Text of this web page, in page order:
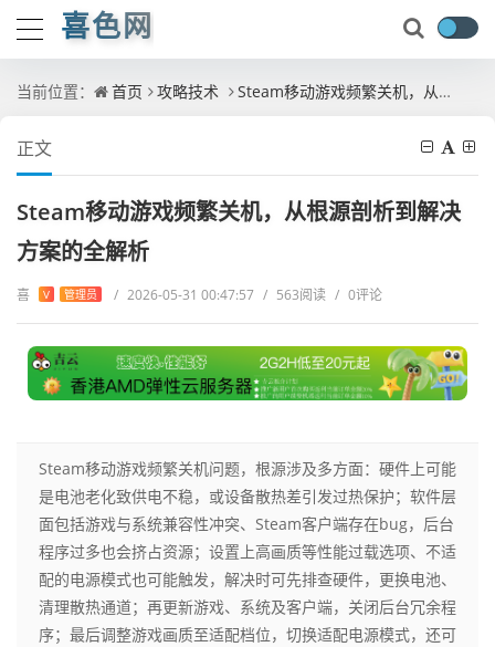
喜色网
当前位置： 首页 攻略技术 Steam移动游戏频繁关机，从根源剖析到解决方案的全解析
正文
Steam移动游戏频繁关机，从根源剖析到解决
方案的全解析
喜 V 管理员 / 2026-05-31 00:47:57 / 563阅读 / 0评论
Steam移动游戏频繁关机问题，根源涉及多方面：硬件上可能
是电池老化致供电不稳，或设备散热差引发过热保护；软件层
面包括游戏与系统兼容性冲突、Steam客户端存在bug，后台
程序过多也会挤占资源；设置上高画质等性能过载选项、不适
配的电源模式也可能触发，解决时可先排查硬件，更换电池、
清理散热通道；再更新游戏、系统及客户端，关闭后台冗余程
序；最后调整游戏画质至适配档位，切换适配电源模式，还可